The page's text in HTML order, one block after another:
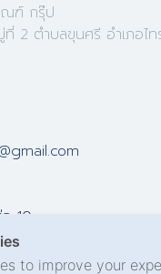
ฑ์ กรุ๊ป
ที่ 2 ตำบลขุนศรี อำเภอไ
10
10
10
to improve your